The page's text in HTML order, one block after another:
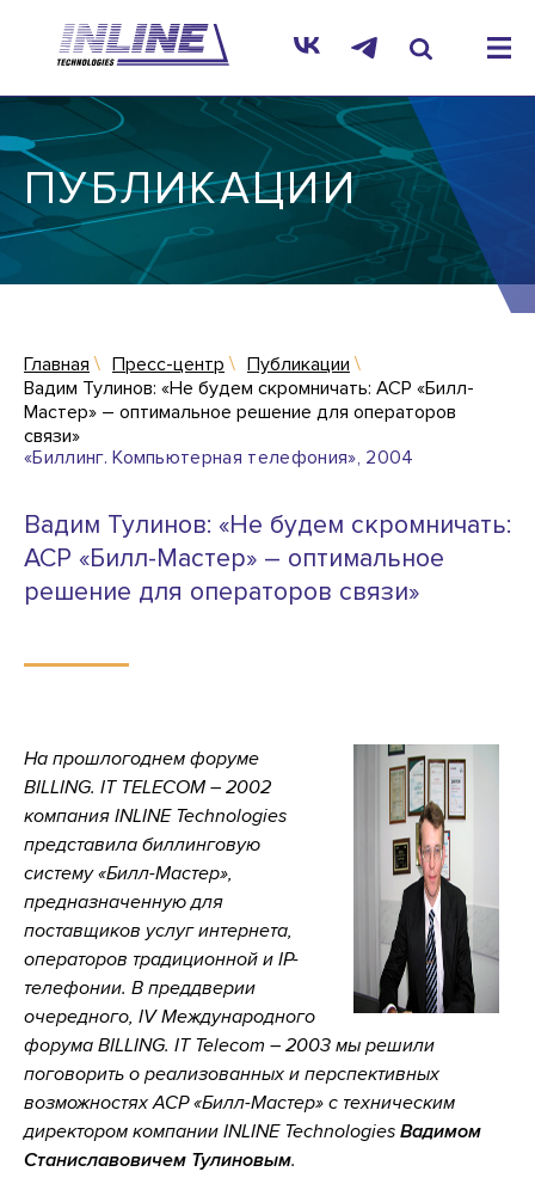
ПУБЛИКАЦИИ
Главная Пресс-центр
Публикации
Вадим Тулинов: «Не будем скромничать: АСР «Билл-
Мастер» – оптимальное решение для операторов
связи»
«Биллинг. Компьютерная телефония», 2004
Вадим Тулинов: «Не будем скромничать:
АСР «Билл-Мастер» – оптимальное
решение для операторов связи»
На прошлогоднем форуме
BILLING. IT TELECOM – 2002
компания INLINE Technologies
представила биллинговую
систему «Билл-Мастер»,
предназначенную для
поставщиков услуг интернета,
операторов традиционной и IP-
телефонии. В преддверии
очередного, IV Международного
форума BILLING. IT Telecom – 2003 мы решили
поговорить о реализованных и перспективных
возможностях АСР «Билл-Мастер» с техническим
директором компании INLINE Technologies Вадимом
Станиславовичем Тулиновым.